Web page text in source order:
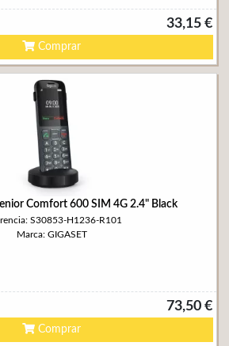
33,15 €
Comprar
Comfort 600 SIM 4G 2.4" Black
S30853-H1236-R101
Marca: GIGASET
73,50 €
Comprar